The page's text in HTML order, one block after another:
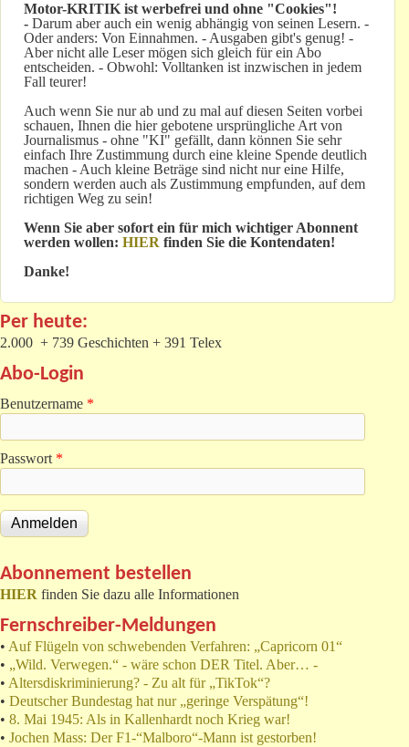
Motor-KRITIK ist werbefrei und ohne "Cookies"!
- Darum aber auch ein wenig abhängig von seinen Lesern. -
Oder anders: Von Einnahmen. - Ausgaben gibt's genug! -
Aber nicht alle Leser mögen sich gleich für ein Abo
entscheiden. - Obwohl: Volltanken ist inzwischen in jedem
Fall teurer!
Auch wenn Sie nur ab und zu mal auf diesen Seiten vorbei
schauen, Ihnen die hier gebotene ursprüngliche Art von
Journalismus - ohne "KI" gefällt, dann können Sie sehr
einfach Ihre Zustimmung durch eine kleine Spende deutlich
machen - Auch kleine Beträge sind nicht nur eine Hilfe,
sondern werden auch als Zustimmung empfunden, auf dem
richtigen Weg zu sein!
Wenn Sie aber sofort ein für mich wichtiger Abonnent
werden wollen: HIER finden Sie die Kontendaten!
Danke!
Per heute:
2.000 + 739 Geschichten + 391 Telex
Abo-Login
Benutzername *
Passwort *
Abonnement bestellen
HIER finden Sie dazu alle Informationen
Fernschreiber-Meldungen
• Auf Flügeln von schwebenden Verfahren: „Capricorn 01“
• „Wild. Verwegen.“ - wäre schon DER Titel. Aber… -
• Altersdiskriminierung? - Zu alt für „TikTok“?
• Deutscher Bundestag hat nur „geringe Verspätung“!
• 8. Mai 1945: Als in Kallenhardt noch Krieg war!
• Jochen Mass: Der F1-“Malboro“-Mann ist gestorben!